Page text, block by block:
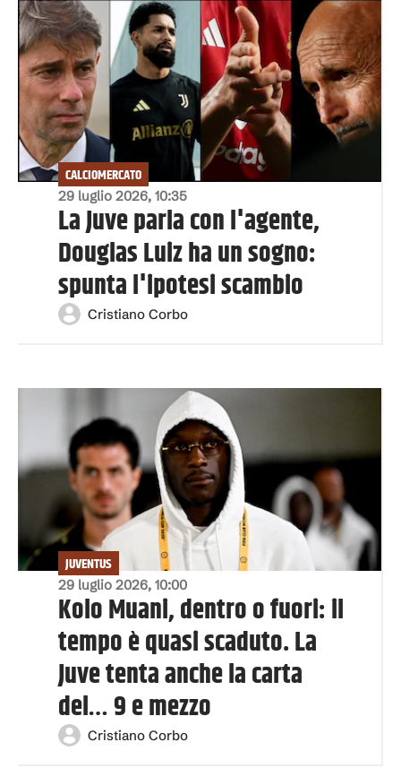
29 luglio 2026, 10:35
CALCIOMERCATO
La Juve parla con l'agente,
Douglas Luiz ha un sogno:
spunta l'ipotesi scambio
Cristiano Corbo
29 luglio 2026, 10:00
JUVENTUS
Kolo Muani, dentro o fuori: il
tempo è quasi scaduto. La
Juve tenta anche la carta
del… 9 e mezzo
Cristiano Corbo